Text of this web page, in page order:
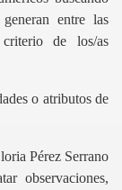
entre las
de los/as
o atributos de
Pérez Serrano
observaciones,